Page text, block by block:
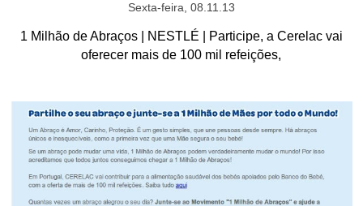
Sexta-feira, 08.11.13
1 Milhão de Abraços | NESTLÉ | Participe, a Cerelac vai
oferecer mais de 100 mil refeições,